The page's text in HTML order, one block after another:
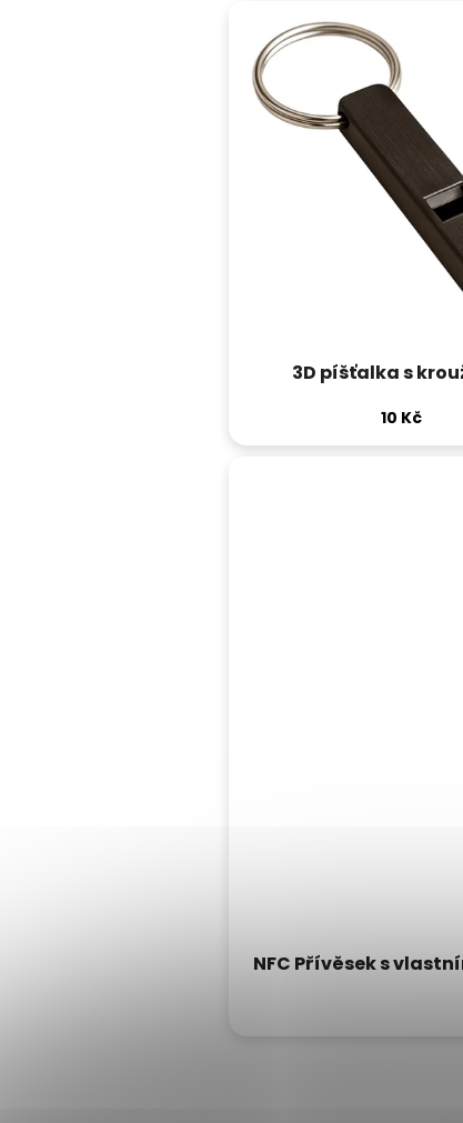
3D píšťalka s
10 Kč
NFC Přívěsek s